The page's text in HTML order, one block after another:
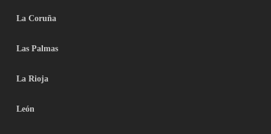
La Coruña
Las Palmas
La Rioja
León